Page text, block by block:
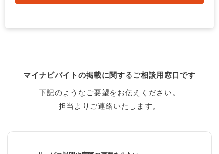
マイナビバイトの掲載に関するご相談用窓口です
下記のようなご要望をお伝えください。
担当よりご連絡いたします。